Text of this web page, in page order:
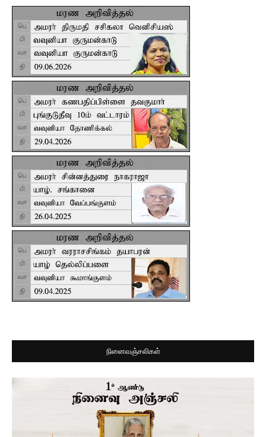
நினைவஞ்சலிகள்